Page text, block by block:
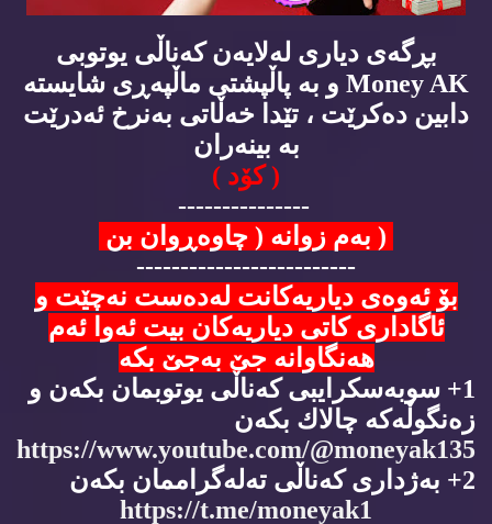
بڕگه‌ی دیاری له‌لایه‌ن كه‌ناڵی یوتوبی
Money AK و به‌ پاڵپشتی ماڵپه‌ڕی شایسته‌
دابین ده‌كرێت ، تێدا خه‌ڵاتی به‌نرخ ئه‌درێت
به‌ بینه‌ران
( كۆد )
---------------
( به‌م زوانه‌ ( چاوه‌ڕوان بن
-------------------------
بۆ ئه‌وه‌ی دیاریه‌كانت له‌ده‌ست نه‌چێت و
ئاگاداری كاتی دیاریه‌كان بیت ئه‌وا ئه‌م
هه‌نگاوانه‌ جێ به‌جێ بكه‌
1+ سوبه‌سكرایبی كه‌ناڵی یوتوبمان بكه‌ن و
زه‌نگوڵه‌كه‌ چالاك بكه‌ن
https://www.youtube.com/@moneyak135
2+ به‌ژداری كه‌ناڵی ته‌له‌گراممان بكه‌ن
https://t.me/moneyak1